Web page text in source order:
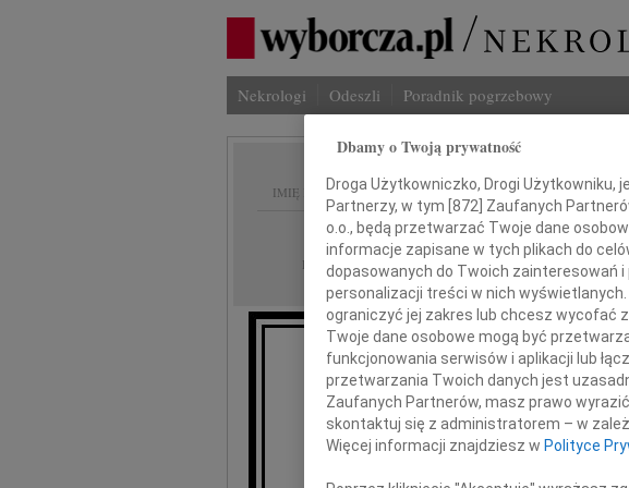
Nekrologi Odeszli Poradnik pogrzebowy
IMIĘ I NAZWISKO:
REGION: Katowice
DATA EMISJI: 21.08.2024
Wyrazy głębokiego
z powodu śmierci
Dbamy o Twoją prywatność
Droga Użytkowniczko, Drogi Użytkowniku,
Partnerzy, w tym [ 872 ] Zaufanych
o.o., będą przetwarzać Twoje dane
informacje zapisane w tych plikach do
dopasowanych do Twoich zainteresowań
personalizacji treści w nich
ograniczyć jej zakres lub chcesz wycofać
Twoje dane osobowe mogą być
funkcjonowania serwisów i aplikacji lub
przetwarzania Twoich danych jest
Zaufanych Partnerów, masz prawo
skontaktuj się z administratorem – w
Więcej informacji znajdziesz w Polityce